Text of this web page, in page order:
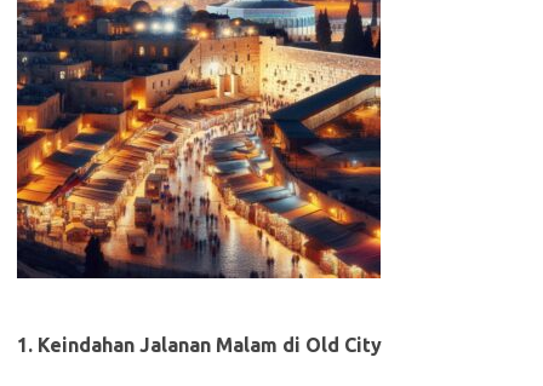
1. Keindahan Jalanan Malam di Old City